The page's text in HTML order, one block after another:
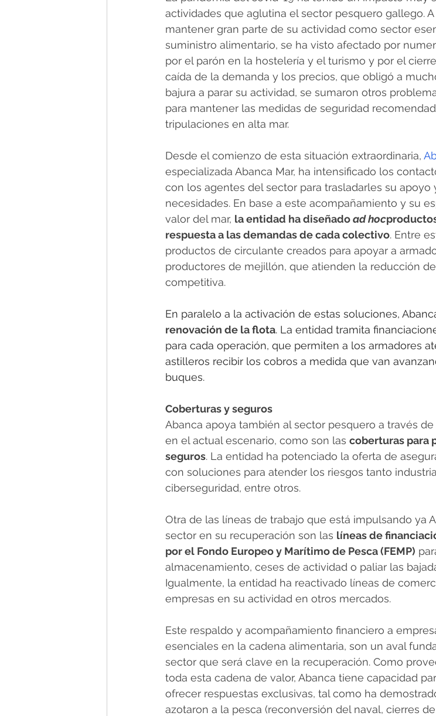
actividades que aglutina el sector pesquero gallego.
mantener gran parte de su actividad como sector
suministro alimentario, se ha visto afectado por
por el parón en la hostelería y el turismo y por el
caída de la demanda y los precios, que obligó a
bajura a parar su actividad, se sumaron otros
para mantener las medidas de seguridad
tripulaciones en alta mar.
Desde el comienzo de esta situación extraordinaria,
especializada Abanca Mar, ha intensificado los
con los agentes del sector para trasladarles su
necesidades. En base a este acompañamiento y su
valor del mar, la entidad ha diseñado ad hoc
respuesta a las demandas de cada colectivo. Entre
productos de circulante creados para apoyar a
productores de mejillón, que atienden la reducción
competitiva.
En paralelo a la activación de estas soluciones,
renovación de la flota. La entidad tramita
para cada operación, que permiten a los armadores
astilleros recibir los cobros a medida que van
buques.
Coberturas y seguros
Abanca apoya también al sector pesquero a través
en el actual escenario, como son las coberturas para
seguros. La entidad ha potenciado la oferta de
con soluciones para atender los riesgos tanto
ciberseguridad, entre otros.
Otra de las líneas de trabajo que está impulsando ya
sector en su recuperación son las líneas de
por el Fondo Europeo y Marítimo de Pesca (FEMP)
almacenamiento, ceses de actividad o paliar las
Igualmente, la entidad ha reactivado líneas de
empresas en su actividad en otros mercados.
Este respaldo y acompañamiento financiero a
esenciales en la cadena alimentaria, son un aval
sector que será clave en la recuperación. Como
toda esta cadena de valor, Abanca tiene capacidad
ofrecer respuestas exclusivas, tal como ha
azotaron a la pesca (reconversión del naval, cierres